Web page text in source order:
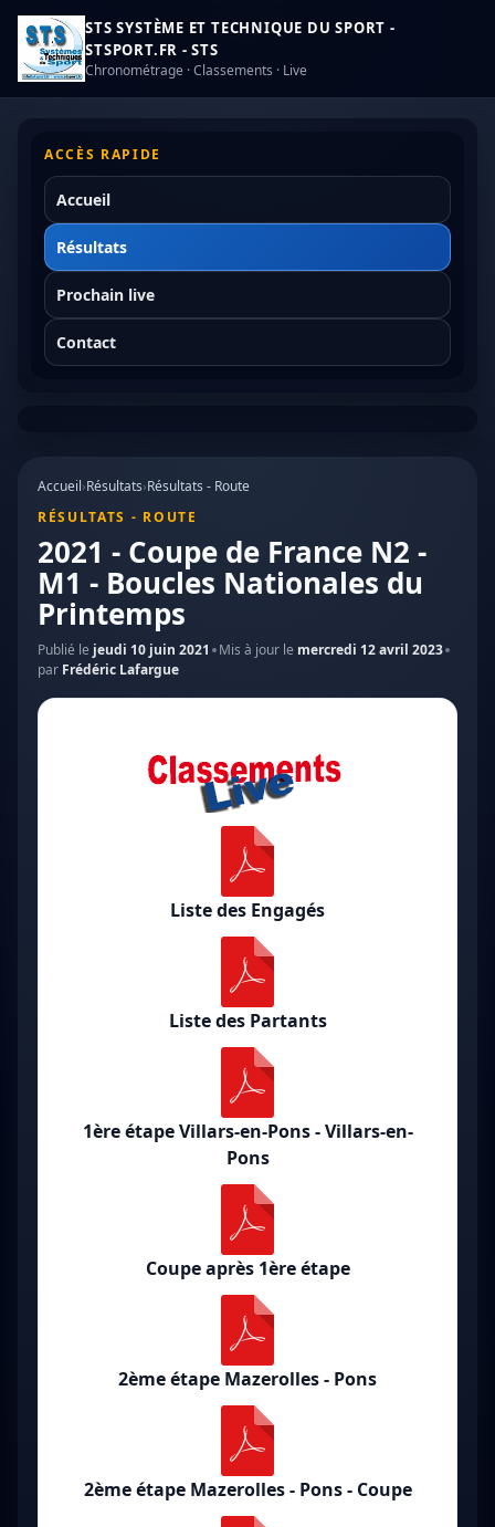
STS SYSTÈME ET TECHNIQUE DU SPORT -
STSPORT.FR - STS
Chronométrage · Classements · Live
ACCÈS RAPIDE
Accueil
Résultats
Prochain live
Contact
Accueil›Résultats›Résultats - Route
RÉSULTATS - ROUTE
2021 - Coupe de France N2 -
M1 - Boucles Nationales du
Printemps
Publié le jeudi 10 juin 2021 Mis à jour le mercredi 12 avril 2023
par Frédéric Lafargue
Liste des Engagés
Liste des Partants
1ère étape Villars-en-Pons - Villars-en-
Pons
Coupe après 1ère étape
2ème étape Mazerolles - Pons
2ème étape Mazerolles - Pons - Coupe